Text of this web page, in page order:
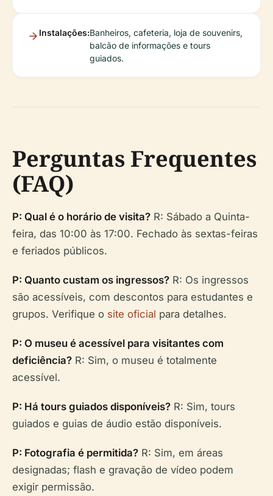
Instalações:Banheiros, cafeteria, loja de souvenirs,
balcão de informações e tours
guiados.
Perguntas Frequentes
(FAQ)
P: Qual é o horário de visita? R: Sábado a Quinta-
feira, das 10:00 às 17:00. Fechado às sextas-feiras
e feriados públicos.
P: Quanto custam os ingressos? R: Os ingressos
são acessíveis, com descontos para estudantes e
grupos. Verifique o site oficial para detalhes.
P: O museu é acessível para visitantes com
deficiência? R: Sim, o museu é totalmente
acessível.
P: Há tours guiados disponíveis? R: Sim, tours
guiados e guias de áudio estão disponíveis.
P: Fotografia é permitida? R: Sim, em áreas
designadas; flash e gravação de vídeo podem
exigir permissão.